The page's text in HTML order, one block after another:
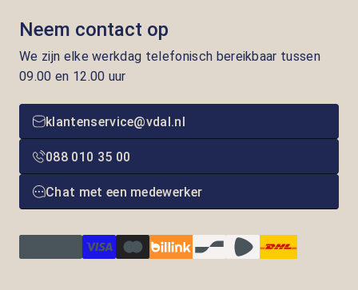
Neem contact op
We zijn elke werkdag telefonisch bereikbaar tussen
09.00 en 12.00 uur
klantenservice@vdal.nl
088 010 35 00
Chat met een medewerker